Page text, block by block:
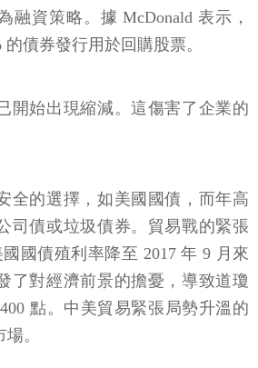
融資策略。據 McDonald 表示，
債券發行用於回購股票。
開始出現縮減。這傷害了企業的
全的選擇，如美國國債，而年高
司債或垃圾債券。貿易戰的緊張
國債殖利率降至 2017 年 9 月來
了對經濟前景的擔憂，導致道瓊
點。中美貿易緊張局勢升溫的
。